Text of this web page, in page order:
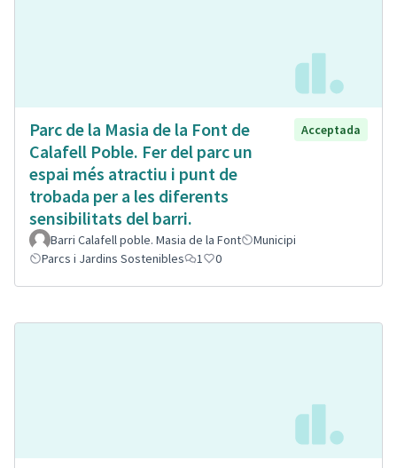
Parc de la Masia de la Font de
Calafell Poble. Fer del parc un
espai més atractiu i punt de
trobada per a les diferents
sensibilitats del barri.
Acceptada
Barri Calafell poble. Masia de la Font
Municipi
Parcs i Jardins Sostenibles
1 0